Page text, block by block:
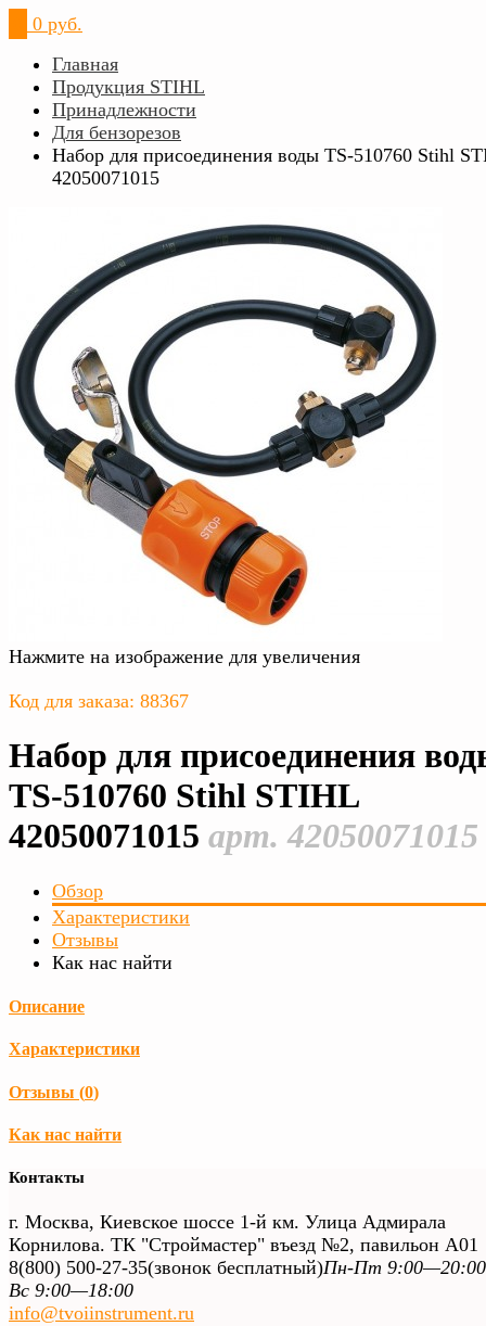
0 руб.
Главная
Продукция STIHL
Принадлежности
Для бензорезов
Набор для присоединения воды TS-510760 Stihl
42050071015
Нажмите на изображение для увеличения
Код для заказа: 88367
Набор для присоединения
TS-510760 Stihl STIHL
42050071015 арт. 42050071015
Обзор
Характеристики
Отзывы
Как нас найти
Описание
Характеристики
Отзывы (0)
Как нас найти
Контакты
г. Москва, Киевское шоссе 1-й км. Улица Адмирала
Корнилова. ТК "Строймастер" въезд №2, павильон А01
8(800) 500-27-35(звонок бесплатный)Пн-Пт
Вс 9:00—18:00
info@tvoiinstrument.ru